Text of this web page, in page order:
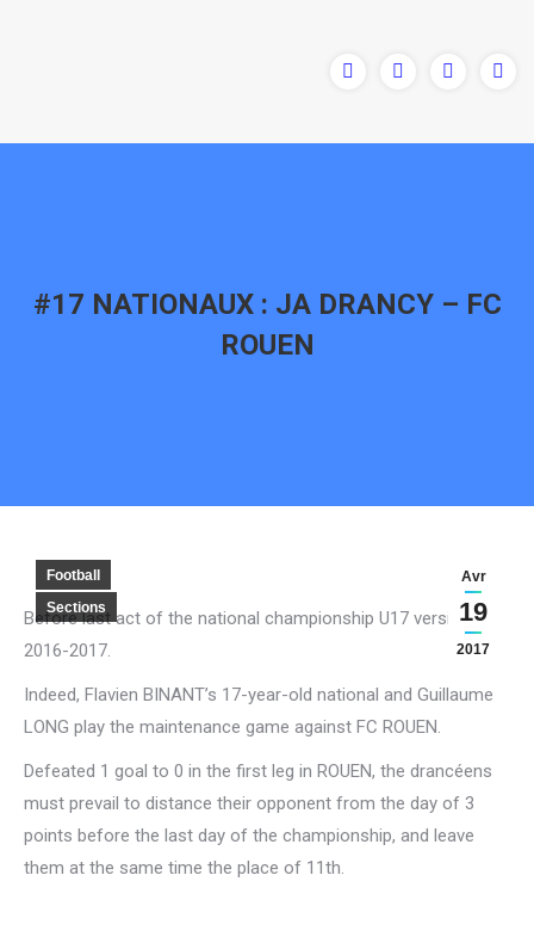
#17 NATIONAUX : JA DRANCY – FC
ROUEN
Avr
19
2017
Football
Sections
Before last act of the national championship U17 version
2016-2017.
Indeed, Flavien BINANT’s 17-year-old national and Guillaume
LONG play the maintenance game against FC ROUEN.
Defeated 1 goal to 0 in the first leg in ROUEN, the drancéens
must prevail to distance their opponent from the day of 3
points before the last day of the championship, and leave
them at the same time the place of 11th.